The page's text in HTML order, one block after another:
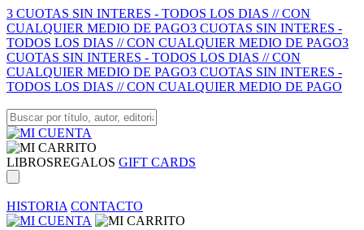
3 CUOTAS SIN INTERES - TODOS LOS DIAS // CON
CUALQUIER MEDIO DE PAGO3 CUOTAS SIN INTERES -
TODOS LOS DIAS // CON CUALQUIER MEDIO DE PAGO3
CUOTAS SIN INTERES - TODOS LOS DIAS // CON
CUALQUIER MEDIO DE PAGO3 CUOTAS SIN INTERES -
TODOS LOS DIAS // CON CUALQUIER MEDIO DE PAGO
LIBROSREGALOS GIFT CARDS
HISTORIA CONTACTO